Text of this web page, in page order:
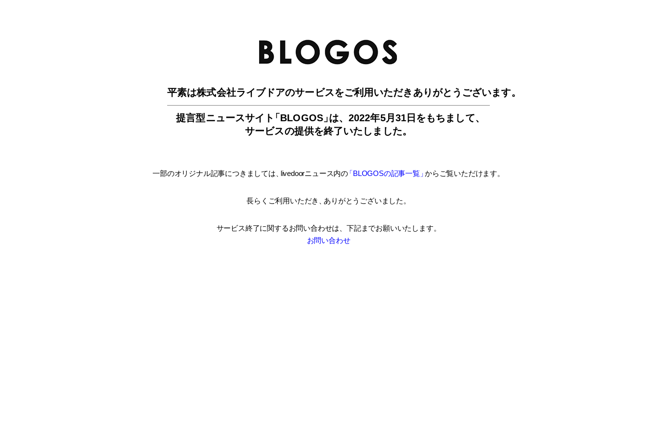
平素は株式会社ライブドアのサービスをご利用いただきありがとうございます。
提言型ニュースサイ ト「BLOGOS」は、2022年5月31日をもちまして、
サービスの提供を終了いたしました。
一部のオリジナル記事につきましては livedoorニュース内の「BLOGOSの記事一覧」 からご覧いただけます。
長らくご利用いただき ありがとうございました。
サービス終了に関するお問い合わせは、 下記までお願いいたします。
お問い合わせ